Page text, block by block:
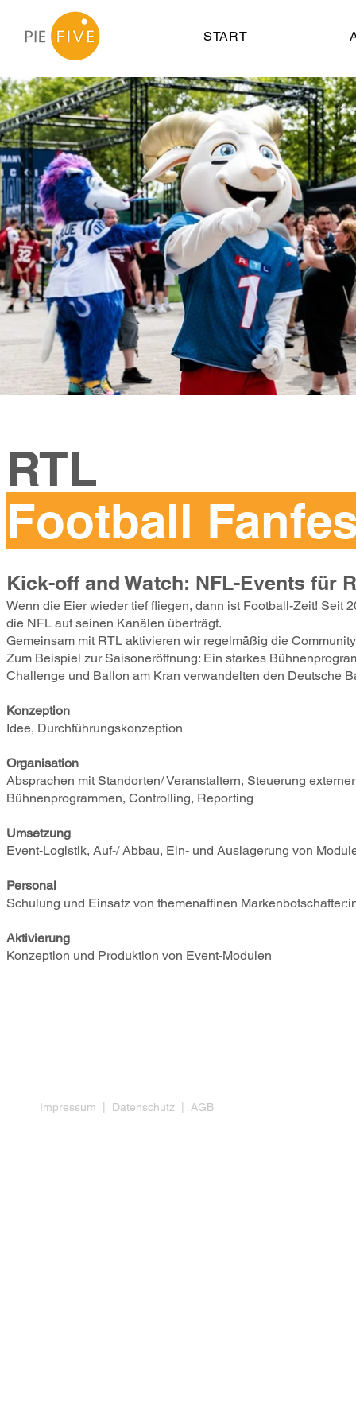
START
RTL
Football
Kick-off and Watch: NFL-Events für
Wenn die Eier wieder tief fliegen, dann ist Football-Zeit! Seit
die NFL auf seinen Kanälen überträgt.
Gemeinsam mit RTL aktivieren wir regelmäßig die
Zum Beispiel zur Saisoneröffnung: Ein starkes
Challenge und Ballon am Kran verwandelten den Deutsche
Konzeption
Idee, Durchführungskonzeption
Organisation
Absprachen mit Standorten/ Veranstaltern, Steuerung
Bühnenprogrammen, Controlling, Reporting
Umsetzung
Event-Logistik, Auf-/ Abbau, Ein- und Auslagerung von
Personal
Schulung und Einsatz von themenaffinen
Aktivierung
Konzeption und Produktion von Event-Modulen
Impressum Datenschutz AGB